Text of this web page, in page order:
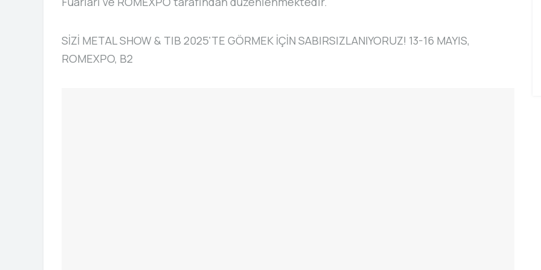
SİZİ METAL SHOW & TIB 2025'TE GÖRMEK İÇİN SABIRSIZLANIYORUZ! 13-16 MAYIS,
ROMEXPO, B2